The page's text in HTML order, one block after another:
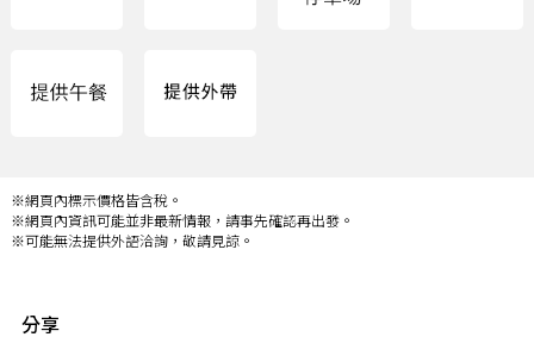
※網頁內標示價格皆含稅。
※網頁內資訊可能並非最新情報，請事先確認再出發。
※可能無法提供外語洽詢，敬請見諒。
分享